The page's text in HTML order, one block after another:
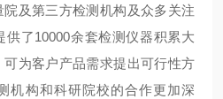
及第三方检测机构及众多关注
供了10000余套检测仪器积累大
为客户产品需求提出可行性方
机构和科研院校的合作更加深